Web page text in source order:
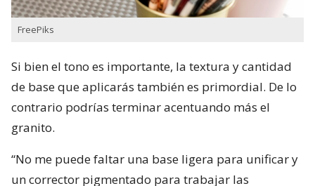
FreePiks
Si bien el tono es importante, la textura y cantidad
de base que aplicarás también es primordial. De lo
contrario podrías terminar acentuando más el
granito.
“No me puede faltar una base ligera para unificar y
un corrector pigmentado para trabajar las